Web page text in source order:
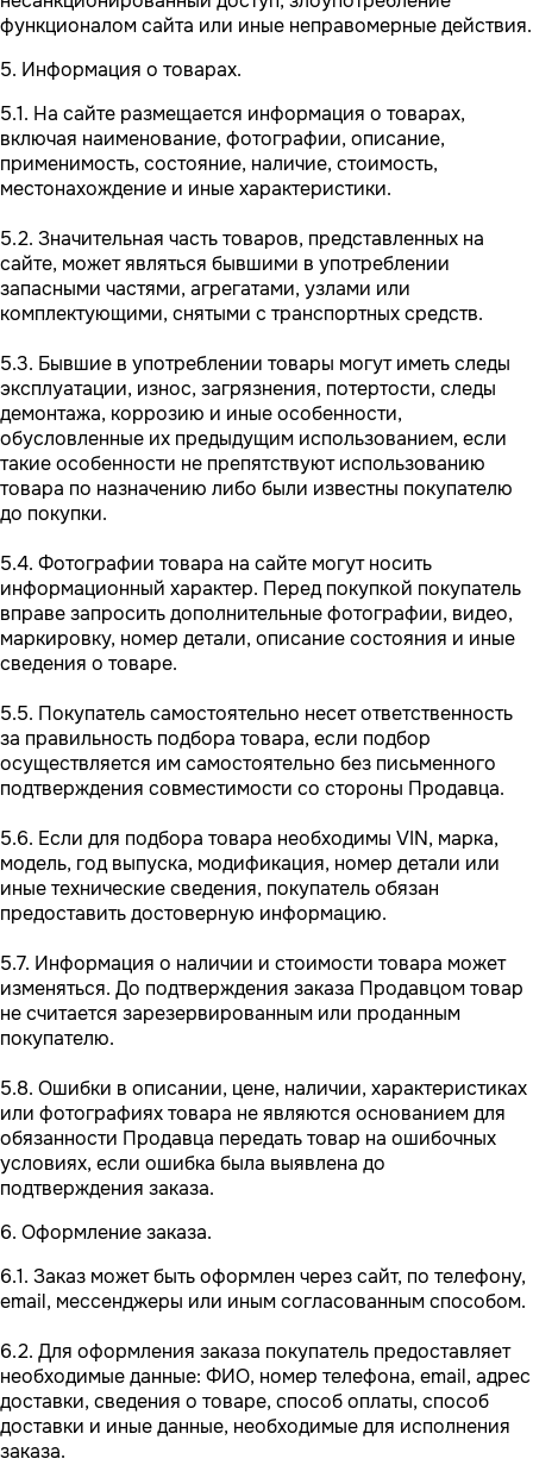
функционалом сайта или иные неправомерные действия.
5. Информация о товарах.
5.1. На сайте размещается информация о товарах,
включая наименование, фотографии, описание,
применимость, состояние, наличие, стоимость,
местонахождение и иные характеристики.
5.2. Значительная часть товаров, представленных на
сайте, может являться бывшими в употреблении
запасными частями, агрегатами, узлами или
комплектующими, снятыми с транспортных средств.
5.3. Бывшие в употреблении товары могут иметь следы
эксплуатации, износ, загрязнения, потертости, следы
демонтажа, коррозию и иные особенности,
обусловленные их предыдущим использованием, если
такие особенности не препятствуют использованию
товара по назначению либо были известны покупателю
до покупки.
5.4. Фотографии товара на сайте могут носить
информационный характер. Перед покупкой покупатель
вправе запросить дополнительные фотографии, видео,
маркировку, номер детали, описание состояния и иные
сведения о товаре.
5.5. Покупатель самостоятельно несет ответственность
за правильность подбора товара, если подбор
осуществляется им самостоятельно без письменного
подтверждения совместимости со стороны Продавца.
5.6. Если для подбора товара необходимы VIN, марка,
модель, год выпуска, модификация, номер детали или
иные технические сведения, покупатель обязан
предоставить достоверную информацию.
5.7. Информация о наличии и стоимости товара может
изменяться. До подтверждения заказа Продавцом товар
не считается зарезервированным или проданным
покупателю.
5.8. Ошибки в описании, цене, наличии, характеристиках
или фотографиях товара не являются основанием для
обязанности Продавца передать товар на ошибочных
условиях, если ошибка была выявлена до
подтверждения заказа.
6. Оформление заказа.
6.1. Заказ может быть оформлен через сайт, по телефону,
email, мессенджеры или иным согласованным способом.
6.2. Для оформления заказа покупатель предоставляет
необходимые данные: ФИО, номер телефона, email, адрес
доставки, сведения о товаре, способ оплаты, способ
доставки и иные данные, необходимые для исполнения
заказа.